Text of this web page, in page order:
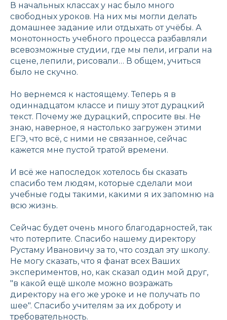
В начальных классах у нас было много
свободных уроков. На них мы могли делать
домашнее задание или отдыхать от учёбы. А
монотонность учебного процесса разбавляли
всевозможные студии, где мы пели, играли на
сцене, лепили, рисовали… В общем, учиться
было не скучно.
Но вернемся к настоящему. Теперь я в
одиннадцатом классе и пишу этот дурацкий
текст. Почему же дурацкий, спросите вы. Не
знаю, наверное, я настолько загружен этими
ЕГЭ, что всё, с ними не связанное, сейчас
кажется мне пустой тратой времени.
И всё же напоследок хотелось бы сказать
спасибо тем людям, которые сделали мои
учебные годы такими, какими я их запомню на
всю жизнь.
Сейчас будет очень много благодарностей, так
что потерпите. Спасибо нашему директору
Рустаму Ивановичу за то, что создал эту школу.
Не могу сказать, что я фанат всех Ваших
экспериментов, но, как сказал один мой друг,
"в какой ещё школе можно возражать
директору на его же уроке и не получать по
шее". Спасибо учителям за их доброту и
требовательность.